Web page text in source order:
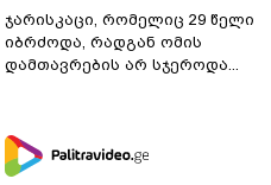
ჯარისკაცი, რომელიც 29 წელი
იბრძოდა, რადგან ომის
დამთავრების არ სჯეროდა...